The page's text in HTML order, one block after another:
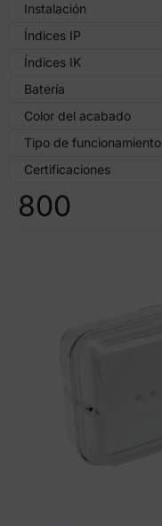
Instalación
Índices IP
Índices IK
Batería
Color del acabado
Tipo de funcionamiento
Certificaciones
800